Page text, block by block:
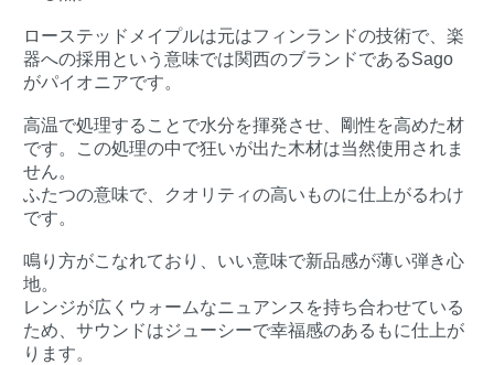
ローステッドメイプルは元はフィンランドの技術で、楽
器への採用という意味では関西のブランドであるSago
がパイオニアです。
高温で処理することで水分を揮発させ、剛性を高めた材
です。この処理の中で狂いが出た木材は当然使用されま
せん。
ふたつの意味で、クオリティの高いものに仕上がるわけ
です。
鳴り方がこなれており、いい意味で新品感が薄い弾き心
地。
レンジが広くウォームなニュアンスを持ち合わせている
ため、サウンドはジューシーで幸福感のあるもに仕上が
ります。